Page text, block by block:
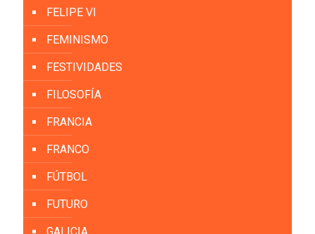
FELIPE VI
FEMINISMO
FESTIVIDADES
FILOSOFÍA
FRANCIA
FRANCO
FÚTBOL
FUTURO